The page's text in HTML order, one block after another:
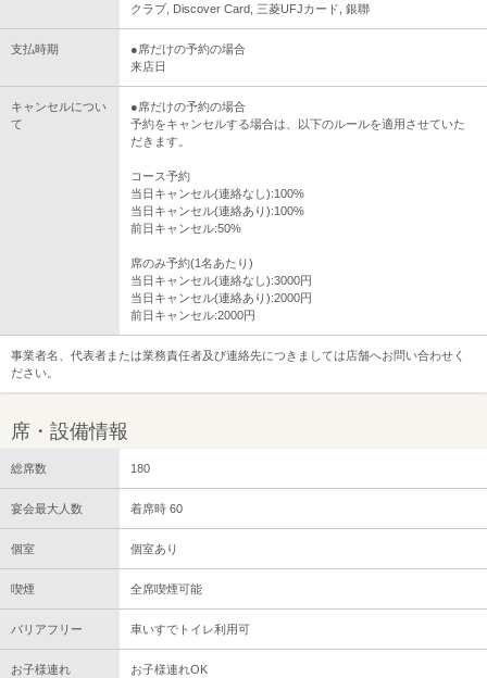
クラブ, Discover Card, 三菱UFJカード, 銀聯
支払時期
●席だけの予約の場合
来店日
キャンセルについ
て
●席だけの予約の場合
予約をキャンセルする場合は、以下のルールを適用させていた
だきます。
コース予約
当日キャンセル(連絡なし):100%
当日キャンセル(連絡あり):100%
前日キャンセル:50%
席のみ予約(1名あたり)
当日キャンセル(連絡なし):3000円
当日キャンセル(連絡あり):2000円
前日キャンセル:2000円
事業者名、代表者または業務責任者及び連絡先につきましては店舗へお問い合わせく
ださい。
席・設備情報
総席数 180
宴会最大人数 着席時 60
個室 個室あり
喫煙 全席喫煙可能
バリアフリー 車いすでトイレ利用可
お子様連れ お子様連れOK